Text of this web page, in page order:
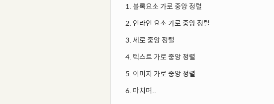
블록요소 가로 중앙 정렬
인라인 요소 가로 중앙 정렬
세로 중앙 정렬
텍스트 가로 중앙 정렬
이미지 가로 중앙 정렬
마치며..